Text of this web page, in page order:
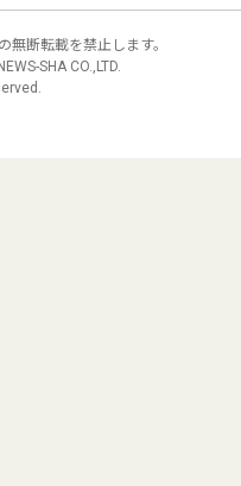
無断転載を禁止します。
SHA CO.,LTD.